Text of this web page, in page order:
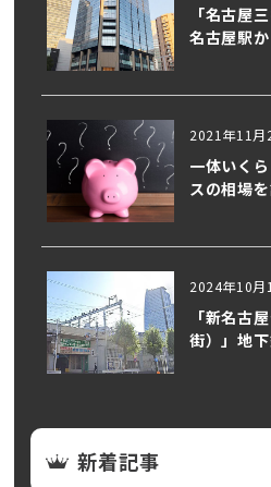
「名古屋
名古屋駅
2021年11月
一体いく
スの相場
2024年10月
「新名古
街）」地
新着記事